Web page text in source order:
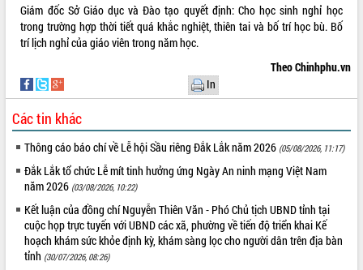
LIÊN KẾT WEB
THỐNG KÊ TRUY CẬP
Hôm nay:
22931
Tất cả:
66108599
Giám đốc Sở Giáo dục và Đào tạo quyết định: Cho học sinh nghỉ học
trong trường hợp thời tiết quá khắc nghiệt, thiên tai và bố trí học bù. Bố
trí lịch nghỉ của giáo viên trong năm học.
Theo Chinhphu.vn
In
Các tin khác
Thông cáo báo chí về Lễ hội Sầu riêng Đắk Lắk năm 2026 (05/08/2026, 11:17)
Đắk Lắk tổ chức Lễ mít tinh hưởng ứng Ngày An ninh mạng Việt Nam
năm 2026 (03/08/2026, 10:22)
Kết luận của đồng chí Nguyễn Thiên Văn - Phó Chủ tịch UBND tỉnh tại
cuộc họp trực tuyến với UBND các xã, phường về tiến độ triển khai Kế
hoạch khám sức khỏe định kỳ, khám sàng lọc cho người dân trên địa bàn
tỉnh (30/07/2026, 08:26)